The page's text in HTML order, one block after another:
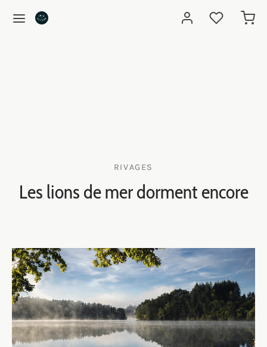
RIVAGES
Les lions de mer dorment encore